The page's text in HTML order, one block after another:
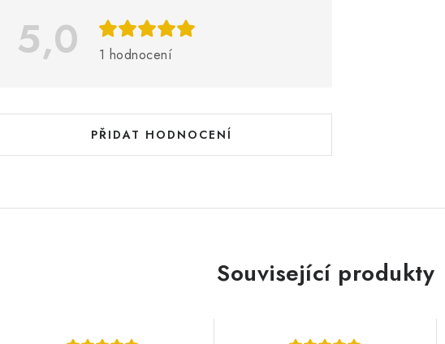
5,0 1 hodnocení
PŘIDAT HODNOCENÍ
Související produkty